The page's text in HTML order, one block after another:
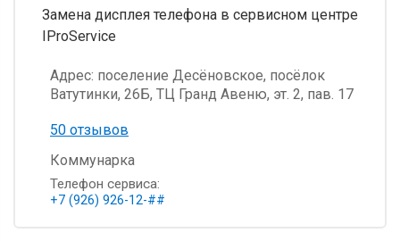
Замена дисплея телефона в сервисном центре
IProService
Адрес: поселение Десёновское, посёлок
Ватутинки, 26Б, ТЦ Гранд Авеню, эт. 2, пав. 17
50 отзывов
Коммунарка
Телефон сервиса:
+7 (926) 926-12-##